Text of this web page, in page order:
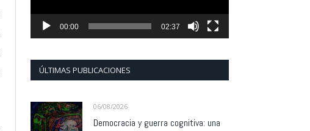
00:00 02:37
ÚLTIMAS PUBLICACIONES
06/08/2026
Democracia y guerra cognitiva: una